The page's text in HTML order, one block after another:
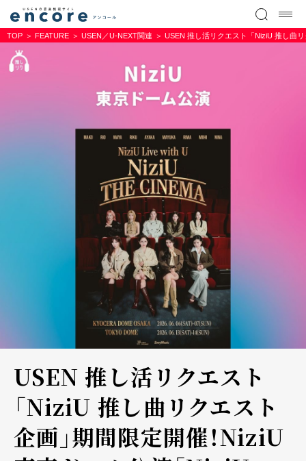
TOP FEATURE USEN／U-NEXT関連 USEN 推し活リクエスト「NiziU 推し曲
USEN 推し活リクエスト
「NiziU 推し曲リクエスト
企画」期間限定開催！NiziU